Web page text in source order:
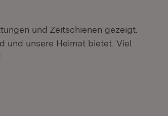
und Zeitschienen gezeigt.
und unsere Heimat bietet. Viel